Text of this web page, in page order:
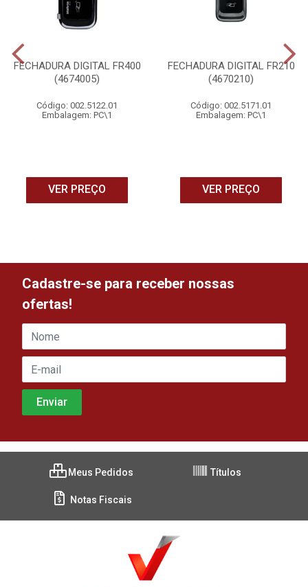
FECHADURA DIGITAL FR400
(4674005)
Código: 002.5122.01
Embalagem: PC\1
VER PREÇO
FECHADURA DIGITAL FR210
(4670210)
Código: 002.5171.01
Embalagem: PC\1
VER PREÇO
Cadastre-se para receber nossas
ofertas!
Meus Pedidos Títulos
Notas Fiscais